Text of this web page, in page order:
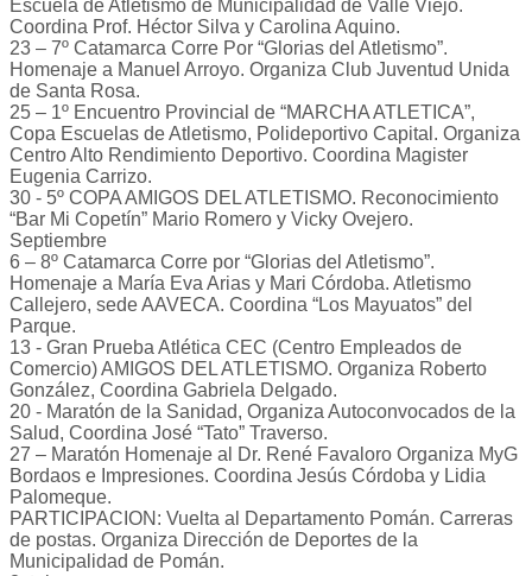
Escuela de Atletismo de Municipalidad de Valle Viejo.
Coordina Prof. Héctor Silva y Carolina Aquino.
23 – 7º Catamarca Corre Por “Glorias del Atletismo”.
Homenaje a Manuel Arroyo. Organiza Club Juventud Unida
de Santa Rosa.
25 – 1º Encuentro Provincial de “MARCHA ATLETICA”,
Copa Escuelas de Atletismo, Polideportivo Capital. Organiza
Centro Alto Rendimiento Deportivo. Coordina Magister
Eugenia Carrizo.
30 - 5º COPA AMIGOS DEL ATLETISMO. Reconocimiento
“Bar Mi Copetín” Mario Romero y Vicky Ovejero.
Septiembre
6 – 8º Catamarca Corre por “Glorias del Atletismo”.
Homenaje a María Eva Arias y Mari Córdoba. Atletismo
Callejero, sede AAVECA. Coordina “Los Mayuatos” del
Parque.
13 - Gran Prueba Atlética CEC (Centro Empleados de
Comercio) AMIGOS DEL ATLETISMO. Organiza Roberto
González, Coordina Gabriela Delgado.
20 - Maratón de la Sanidad, Organiza Autoconvocados de la
Salud, Coordina José “Tato” Traverso.
27 – Maratón Homenaje al Dr. René Favaloro Organiza MyG
Bordaos e Impresiones. Coordina Jesús Córdoba y Lidia
Palomeque.
PARTICIPACION: Vuelta al Departamento Pomán. Carreras
de postas. Organiza Dirección de Deportes de la
Municipalidad de Pomán.